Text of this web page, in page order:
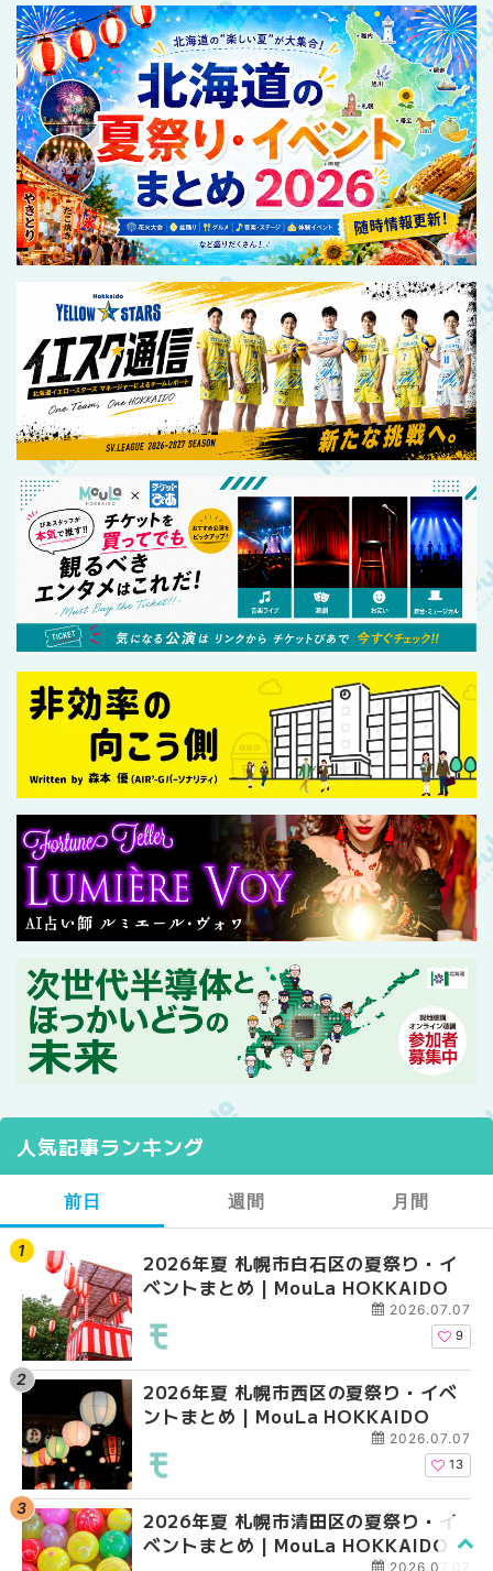
人気記事ランキング
前日
2026年夏 札幌市白石区の夏祭り・イ
ベントまとめ | MouLa HOKKAIDO
2026.07.07
9
2026年夏 札幌市西区の夏祭り・イベ
ントまとめ | MouLa HOKKAIDO
2026.07.07
13
2026年夏 札幌市清田区の夏祭り・イ
ベントまとめ | MouLa HOKKAIDO
2026.07.07
週間
2026年夏 札幌市西区
ントまとめ | MouLa
【2026年最新】札幌
ガーデン｜オープン日
大通公園から穴場テ
2026年夏 札幌市白石
ベントまとめ |
月間
【2026年最新】札幌
ガーデン｜オープン日
大通公園から穴場テ
2026年夏 札幌市北区
ントまとめ | MouLa
2026年夏 札幌市白石
ベントまとめ |